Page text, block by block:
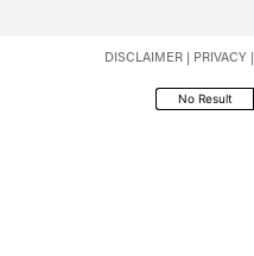
DISCLAIMER| PRIVACY|
No Result